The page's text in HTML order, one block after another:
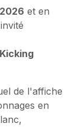
et en
de l'affiche
en